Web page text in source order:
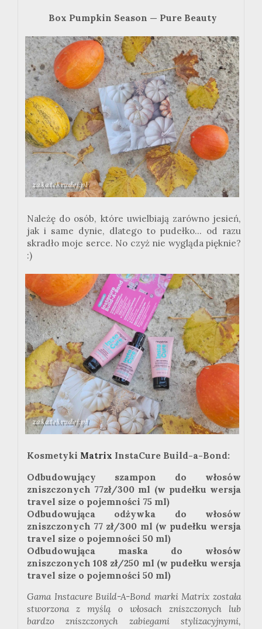
Box Pumpkin Season — Pure Beauty
Należę do osób, które uwielbiają zarówno jesień,
jak i same dynie, dlatego to pudełko... od razu
skradło moje serce. No czyż nie wygląda pięknie?
:)
Kosmetyki Matrix InstaCure Build-a-Bond:
Odbudowujący szampon do włosów
zniszczonych 77zł/300 ml (w pudełku wersja
travel size o pojemności 75 ml)
Odbudowująca odżywka do włosów
zniszczonych 77 zł/300 ml (w pudełku wersja
travel size o pojemności 50 ml)
Odbudowująca maska do włosów
zniszczonych 108 zł/250 ml (w pudełku wersja
travel size o pojemności 50 ml)
Gama Instacure Build-A-Bond marki Matrix została
stworzona z myślą o włosach zniszczonych lub
bardzo zniszczonych zabiegami stylizacyjnymi,